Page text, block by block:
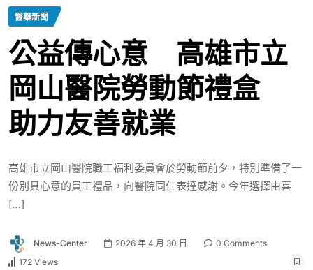
醫藥新聞
公益傳心意 高雄市立
岡山醫院勞動節禮盒
助力友善就業
高雄市立岡山醫院職工福利委員會於勞動節前夕，特別準備了一
份別具心意的員工禮品，向醫院同仁表達感謝。今年選擇由喜
[…]
News-Center 2026 年 4 月 30 日
0 Comments
172 Views